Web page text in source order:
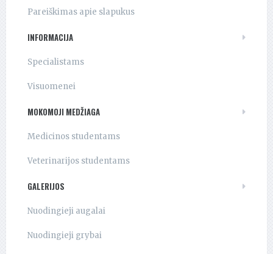
Pareiškimas apie slapukus
INFORMACIJA
Specialistams
Visuomenei
MOKOMOJI MEDŽIAGA
Medicinos studentams
Veterinarijos studentams
GALERIJOS
Nuodingieji augalai
Nuodingieji grybai